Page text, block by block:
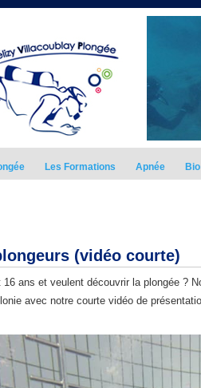
Les Formations Apnée Bio
(vidéo courte)
ans et veulent découvrir la plongée ?
avec notre courte vidéo de